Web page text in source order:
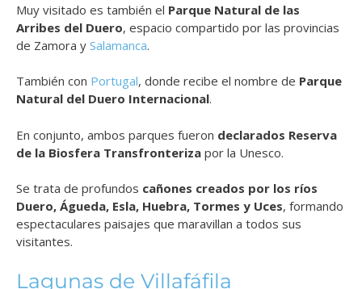
Muy visitado es también el Parque Natural de las
Arribes del Duero, espacio compartido por las provincias
de Zamora y Salamanca.
También con Portugal, donde recibe el nombre de Parque
Natural del Duero Internacional.
En conjunto, ambos parques fueron declarados Reserva
de la Biosfera Transfronteriza por la Unesco.
Se trata de profundos cañones creados por los ríos
Duero, Águeda, Esla, Huebra, Tormes y Uces, formando
espectaculares paisajes que maravillan a todos sus
visitantes.
Lagunas de Villafáfila